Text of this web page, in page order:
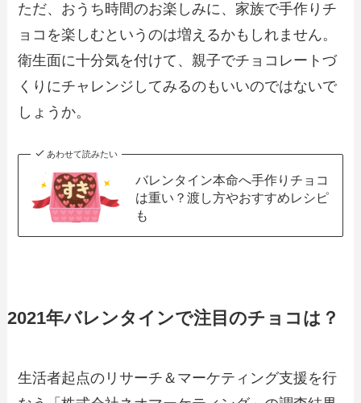
ただ、おうち時間のお楽しみに、家族で手作りチ
ョコを楽しむというのは増えるかもしれません。
衛生面に十分気を付けて、親子でチョコレートづ
くりにチャレンジしてみるのもいいのではないで
しょうか。
あわせて読みたい
バレンタイン本命へ手作りチョコ
は重い？渡し方やおすすめレシピ
も
2021年バレンタインで注目のチョコは？
生活者起点のリサーチ＆マーケティング支援を行